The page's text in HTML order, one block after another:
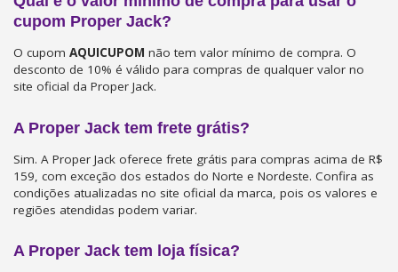
cupom Proper Jack?
O cupom AQUICUPOM não tem valor mínimo de compra. O
desconto de 10% é válido para compras de qualquer valor no
site oficial da Proper Jack.
A Proper Jack tem frete grátis?
Sim. A Proper Jack oferece frete grátis para compras acima de R$
159, com exceção dos estados do Norte e Nordeste. Confira as
condições atualizadas no site oficial da marca, pois os valores e
regiões atendidas podem variar.
A Proper Jack tem loja física?